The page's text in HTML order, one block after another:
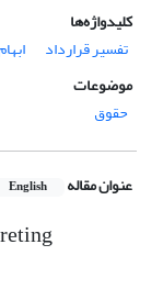
کلیدواژه‌ها
تفسیر قرارداد
موضوعات
حقوق
عنوان مقاله English